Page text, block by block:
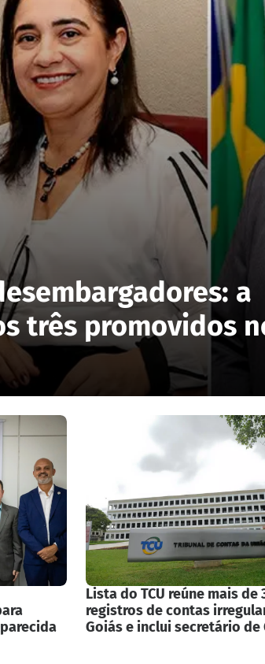
a
três promovidos
Lista do TCU reúne mais de
registros de contas
Goiás e inclui secretário de